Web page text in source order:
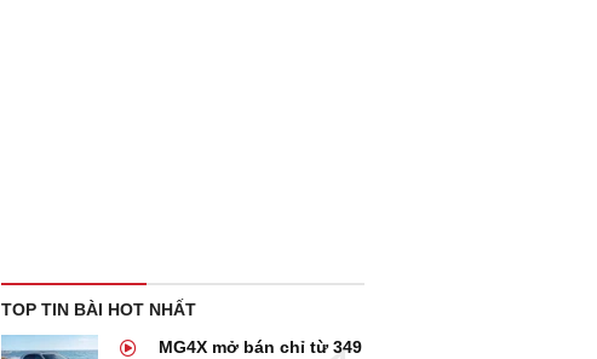
TOP TIN BÀI HOT NHẤT
MG4X mở bán chỉ từ 349